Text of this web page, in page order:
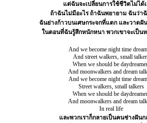
แต่ฉันจะเปลี่ยนการใช้ชีวิตไม่ได้
ถ้าฉันไม่มีอะไร ถ้าฉันพยายาม ฉันว่า
ฉันย่างก้าวบนเศษกระจกที่แตก และวาดฝั
ในตอนที่ฉันรู้สึกหนักหนา พวกเขาจะเป็นห
And we become night time
And street walkers, small
When we should be
And moonwalkers and dream
And we become night time
Street walkers, small talkers
When we should be
And moonwalkers and dream
In real life
และพวกเราก็กลายเป็นคนช่างฝัน